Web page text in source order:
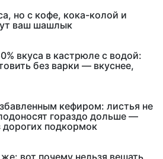
но с кофе, кока-колой и
ваш шашлык
вкуса в кастрюле с водой:
без варки — вкуснее,
кефиром: листья не
гораздо дольше —
дорогих подкормок
вот почему нельзя вешать